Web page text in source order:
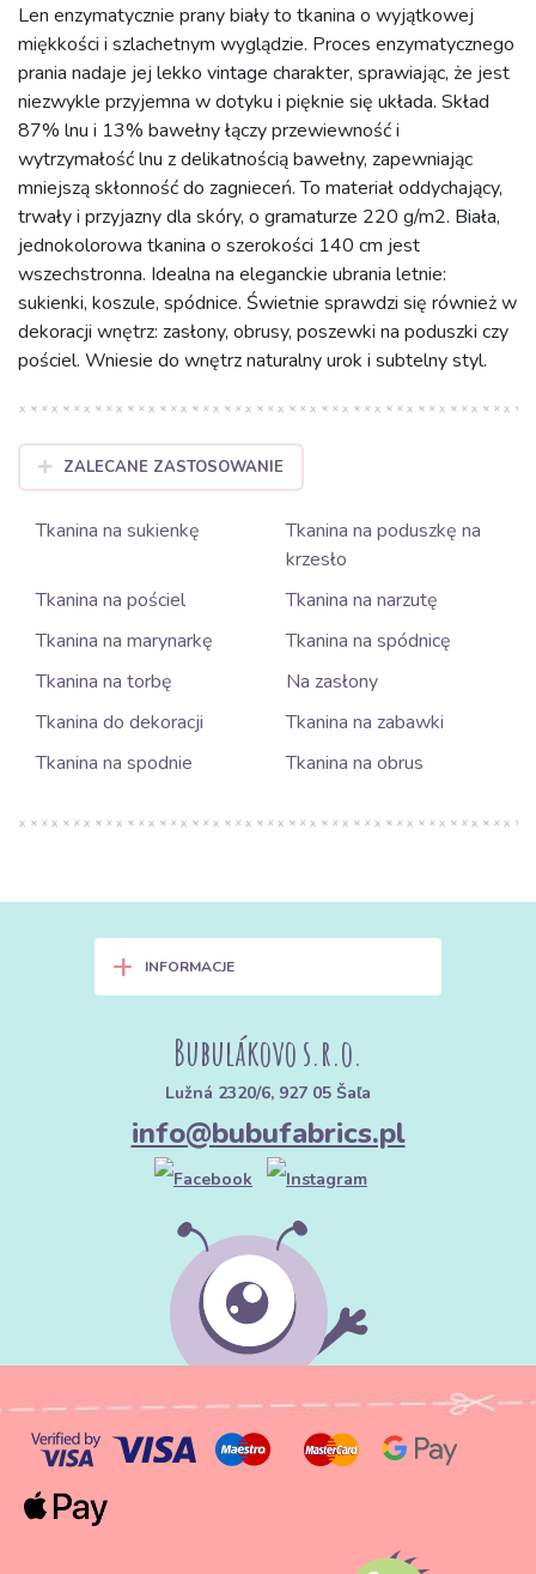
Len enzymatycznie prany biały to tkanina o wyjątkowej
miękkości i szlachetnym wyglądzie. Proces enzymatycznego
prania nadaje jej lekko vintage charakter, sprawiając, że jest
niezwykle przyjemna w dotyku i pięknie się układa. Skład
87% lnu i 13% bawełny łączy przewiewność i
wytrzymałość lnu z delikatnością bawełny, zapewniając
mniejszą skłonność do zagnieceń. To materiał oddychający,
trwały i przyjazny dla skóry, o gramaturze 220 g/m2. Biała,
jednokolorowa tkanina o szerokości 140 cm jest
wszechstronna. Idealna na eleganckie ubrania letnie:
sukienki, koszule, spódnice. Świetnie sprawdzi się również w
dekoracji wnętrz: zasłony, obrusy, poszewki na poduszki czy
pościel. Wniesie do wnętrz naturalny urok i subtelny styl.
ZALECANE ZASTOSOWANIE
Tkanina na sukienkę
Tkanina na poduszkę na
krzesło
Tkanina na pościel
Tkanina na narzutę
Tkanina na marynarkę
Tkanina na spódnicę
Tkanina na torbę
Na zasłony
Tkanina do dekoracji
Tkanina na zabawki
Tkanina na spodnie
Tkanina na obrus
+ INFORMACJE
Bubulákovo s.r.o.
Lužná 2320/6, 927 05 Šaľa
info@bubufabrics.pl